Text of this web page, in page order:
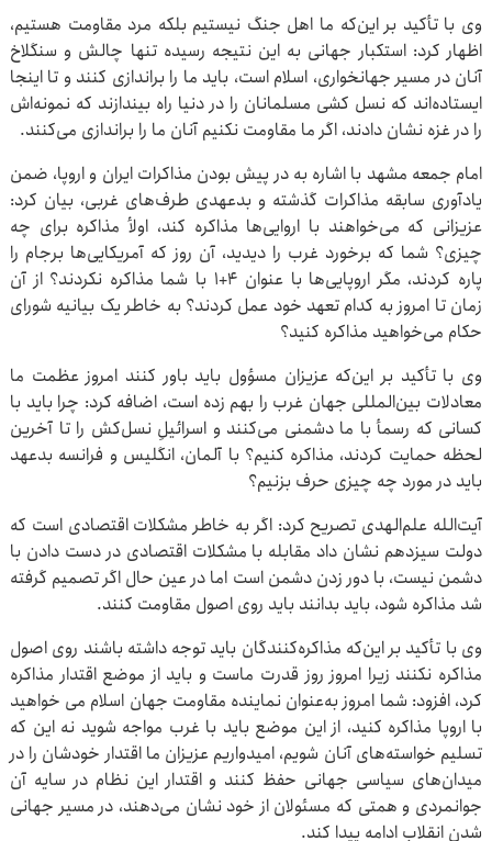
وی با تأکید بر این‌که ما اهل جنگ نیستیم بلکه مرد مقاومت هستیم،
اظهار کرد: استکبار جهانی به این نتیجه رسیده تنها چالش و سنگلاخ
آنان در مسیر جهانخواری، اسلام است، باید ما را براندازی کنند و تا اینجا
ایستاده‌اند که نسل کشی مسلمانان را در دنیا راه بیندازند که نمونه‌اش
را در غزه نشان دادند، اگر ما مقاومت نکنیم آنان ما را براندازی می‌کنند.
امام جمعه مشهد با اشاره به در پیش بودن مذاکرات ایران و اروپا، ضمن
یادآوری سابقه مذاکرات گذشته و بدعهدی طرف‌های غربی، بیان کرد:
عزیزانی که می‌خواهند با اروایی‌ها مذاکره کند، اولأ مذاکره برای چه
چیزی؟ شما که برخورد غرب را دیدید، آن روز که آمریکایی‌ها برجام را
پاره کردند، مگر اروپایی‌ها با عنوان ۴+۱ با شما مذاکره نکردند؟ از آن
زمان تا امروز به کدام تعهد خود عمل کردند؟ به خاطر یک بیانیه شورای
حکام می‌خواهید مذاکره کنید؟
وی با تأکید بر این‌که عزیزان مسؤول باید باور کنند امروز عظمت ما
معادلات بین‌المللی جهان غرب را بهم زده است، اضافه کرد: چرا باید با
کسانی که رسمأ با ما دشمنی می‌کنند و اسرائیلِ نسل‌کش را تا آخرین
لحظه حمایت کردند، مذاکره کنیم؟ با آلمان، انگلیس و فرانسه بدعهد
باید در مورد چه چیزی حرف بزنیم؟
آیت‌الله علم‌الهدی تصریح کرد: اگر به خاطر مشکلات اقتصادی است که
دولت سیزدهم نشان داد مقابله با مشکلات اقتصادی در دست دادن با
دشمن نیست، با دور زدن دشمن است اما در عین حال اگر تصمیم گرفته
شد مذاکره شود، باید بدانند باید روی اصول مقاومت کنند.
وی با تأکید بر این‌که مذاکره‌کنندگان باید توجه داشته باشند روی اصول
مذاکره نکنند زیرا امروز روز قدرت ماست و باید از موضع اقتدار مذاکره
کرد، افزود: شما امروز به‌عنوان نماینده مقاومت جهان اسلام می خواهید
با اروپا مذاکره کنید، از این موضع باید با غرب مواجه شوید نه این که
تسلیم خواسته‌های آنان شویم، امیدواریم عزیزان ما اقتدار خودشان را در
میدان‌های سیاسی جهانی حفظ کنند و اقتدار این نظام در سایه آن
جوانمردی و همتی که مسئولان از خود نشان می‌دهند، در مسیر جهانی
شدن انقلاب ادامه پیدا کند.